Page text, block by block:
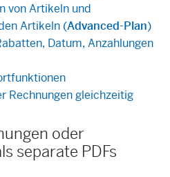
von Artikeln und
Artikeln (Advanced-Plan)
Datum, Anzahlungen
Rechnungen gleichzeitig
oder
separate PDFs